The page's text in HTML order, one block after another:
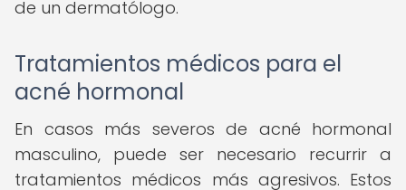
de un dermatólogo.
Tratamientos médicos para el
acné hormonal
En casos más severos de acné hormonal
masculino, puede ser necesario recurrir a
tratamientos médicos más agresivos. Estos